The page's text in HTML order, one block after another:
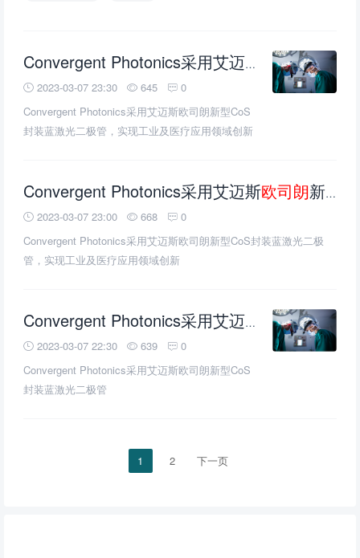
Convergent Photonics采用艾迈斯 欧司朗新型
2023-03-07 23:30 645
0
Convergent Photonics采用艾迈斯欧司朗新型CoS
封装蓝激光二极管，实现工业及医疗应用领域创新
Convergent Photonics采用艾迈斯欧司朗新型CoS封装蓝激光二极管，实现工业及医疗应用领域创新
2023-03-07 23:00 668
0
Convergent Photonics采用艾迈斯欧司朗新型CoS封装蓝激光二极
管，实现工业及医疗应用领域创新
Convergent Photonics采用艾迈斯 欧司朗新型
2023-03-07 22:30 639
0
Convergent Photonics采用艾迈斯欧司朗新型CoS
封装蓝激光二极管
1 2 下一页